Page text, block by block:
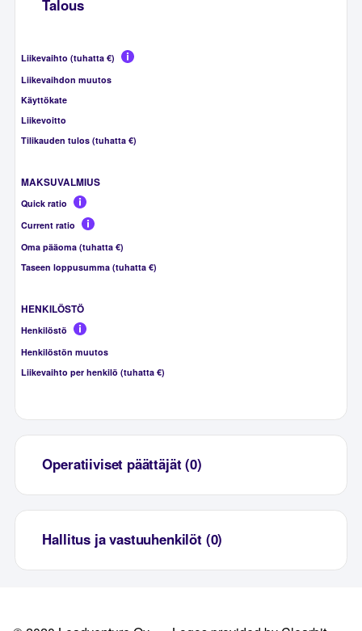
Talous
Liikevaihto (tuhatta €)
Liikevaihdon muutos
Käyttökate
Liikevoitto
Tilikauden tulos (tuhatta €)
MAKSUVALMIUS
Quick ratio
Current ratio
Oma pääoma (tuhatta €)
Taseen loppusumma (tuhatta €)
HENKILÖSTÖ
Henkilöstö
Henkilöstön muutos
Liikevaihto per henkilö (tuhatta €)
Operatiiviset päättäjät (0)
Hallitus ja vastuuhenkilöt (0)